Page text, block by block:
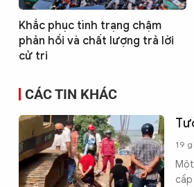
Khắc phục tình trạng chậm
phản hồi và chất lượng trả lời
cử tri
CÁC TIN KHÁC
19
cấp